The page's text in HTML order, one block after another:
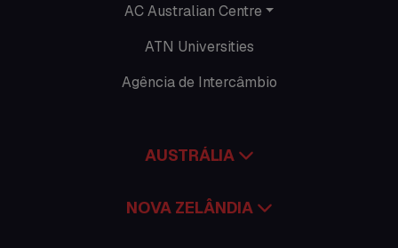
Time Lapses
AC Australian Centre
ATN Universities
Agência de Intercâmbio
AUSTRÁLIA
NOVA ZELÂNDIA